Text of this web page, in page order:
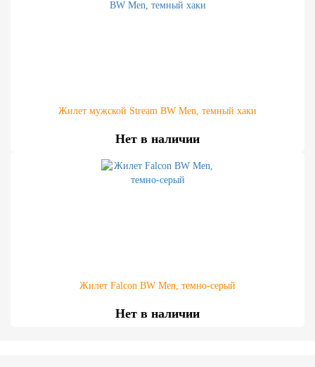
Жилет мужской Stream BW Men, темный хаки
Нет в наличии
Жилет Falcon BW Men, темно-серый
Нет в наличии